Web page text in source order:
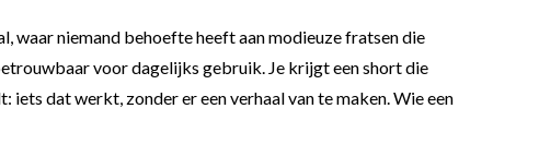
waar niemand behoefte heeft aan modieuze fratsen die
voor dagelijks gebruik. Je krijgt een short die
dat werkt, zonder er een verhaal van te maken. Wie een